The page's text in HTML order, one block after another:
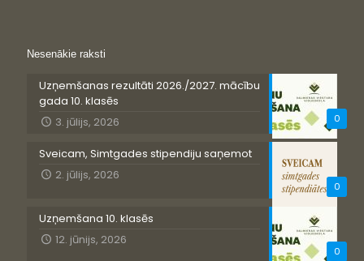
Nesenākie raksti
0
Uzņemšanas rezultāti 2026./2027. mācību
gada 10. klasēs
3. jūlijs, 2026
0
Sveicam, Simtgades stipendiju saņemot
2. jūlijs, 2026
0
Uzņemšana 10. klasēs
12. jūnijs, 2026